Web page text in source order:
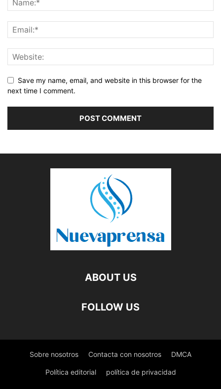
Save my name, email, and website in this browser for the
next time I comment.
ABOUT US
FOLLOW US
Sobre nosotros Contacta con nosotros DMCA
Política editorial política de privacidad